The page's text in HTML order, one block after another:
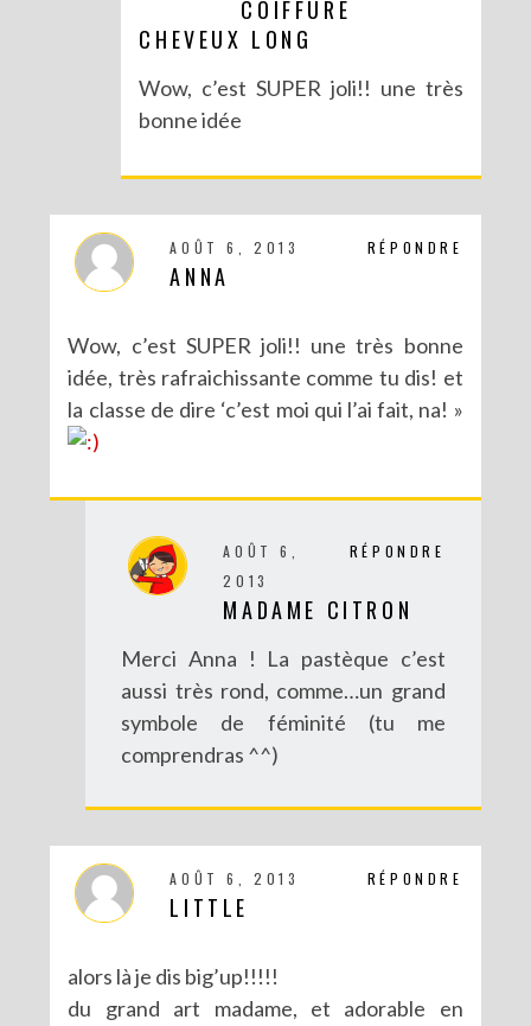
DIY POUR LA RENTRÉE : UNE TROUSSE SANS COUTURE
DIY : UN PETIT CITRON POUR UNE ANNONCE SPÉCIALE
DIY : BRACELET BRÉSILIEN XXL
COIFFURE
CHEVEUX LONG
Wow, c’est SUPER joli!! une très
bonne idée
RÉPONDRE
AOÛT 6, 2013
ANNA
Wow, c’est SUPER joli!! une très bonne
idée, très rafraichissante comme tu dis! et
la classe de dire ‘c’est moi qui l’ai fait, na! »
RÉPONDRE
AOÛT 6,
2013
MADAME CITRON
Merci Anna ! La pastèque c’est
aussi très rond, comme…un grand
symbole de féminité (tu me
comprendras ^^)
RÉPONDRE
AOÛT 6, 2013
LITTLE
alors là je dis big’up!!!!!
du grand art madame, et adorable en